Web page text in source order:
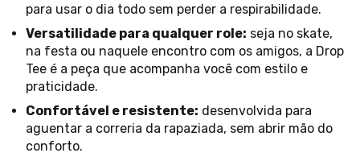
para usar o dia todo sem perder a respirabilidade.
Versatilidade para qualquer role: seja no skate,
na festa ou naquele encontro com os amigos, a Drop
Tee é a peça que acompanha você com estilo e
praticidade.
Confortável e resistente: desenvolvida para
aguentar a correria da rapaziada, sem abrir mão do
conforto.